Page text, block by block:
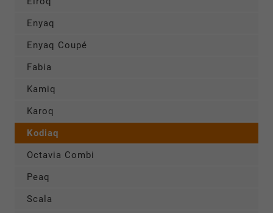
Enyaq
Enyaq Coupé
Fabia
Kamiq
Karoq
Kodiaq
Octavia Combi
Peaq
Scala